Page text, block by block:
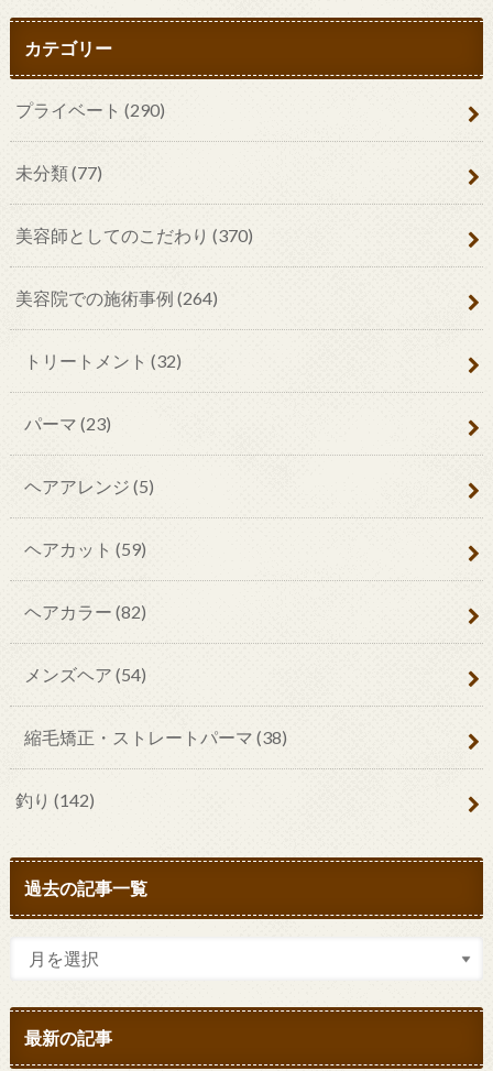
カテゴリー
プライベート (290)
未分類(77)
美容師としてのこだわり (370)
美容院での施術事例 (264)
トリートメント (32)
パーマ (23)
ヘアアレンジ (5)
ヘアカット (59)
ヘアカラー (82)
メンズヘア (54)
縮毛矯正・ストレートパーマ (38)
釣り (142)
過去の記事一覧
最新の記事